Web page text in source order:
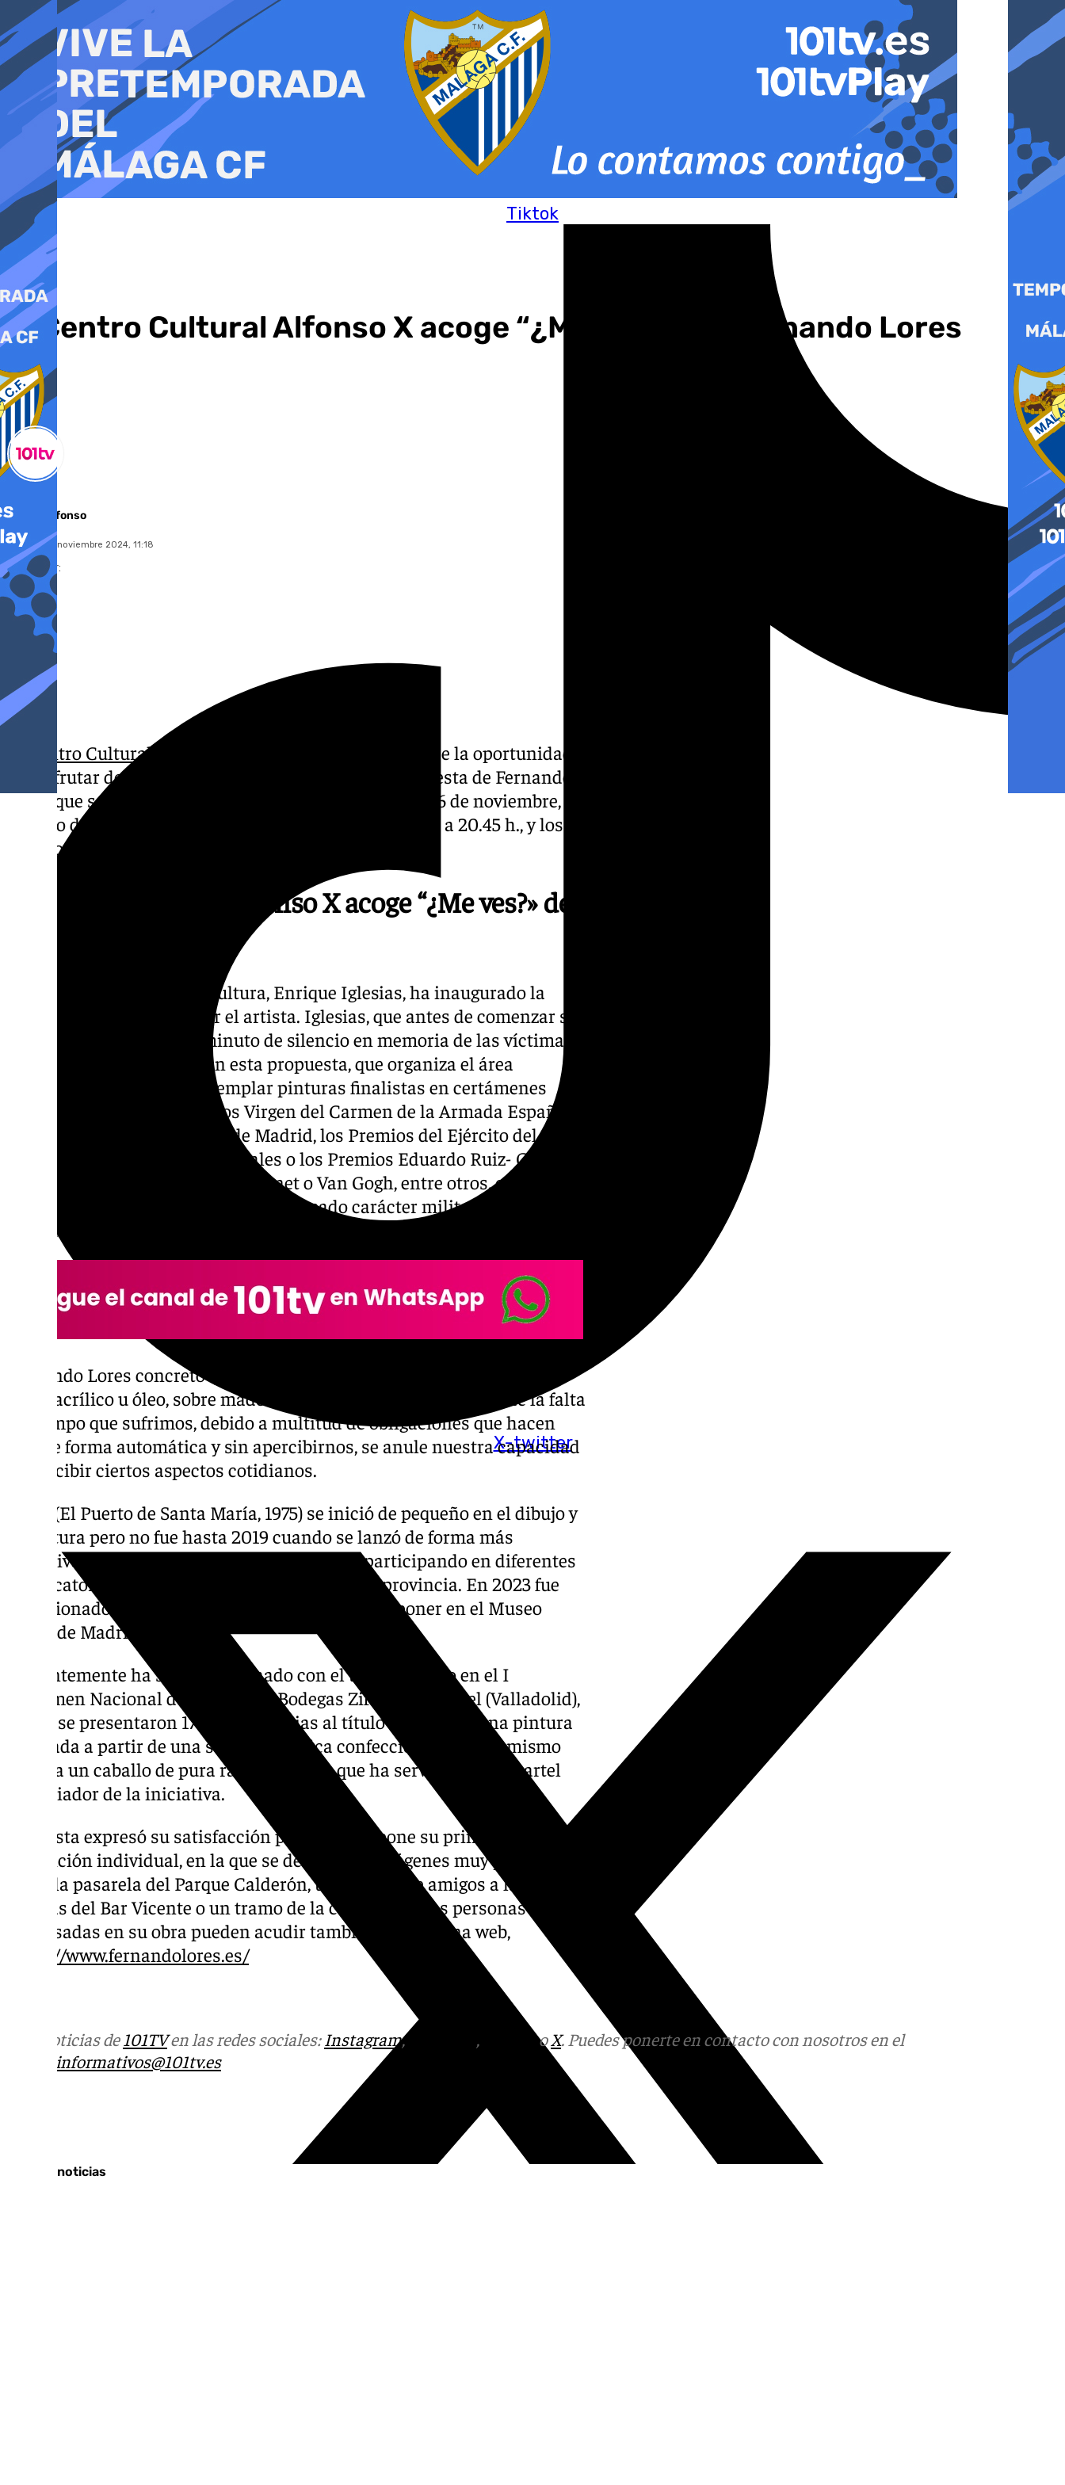
al
contenido
Tiktok
X-twitter
El Centro Cultural Alfonso X acoge “¿Me ves?» de Fernando Lores
Miguel Alfonso
domingo, 3 noviembre 2024, 11:18
Compartir:
El Centro Cultural Alfonso X “El Sabio”
(Larga, 89) ofrece la oportunidad
de disfrutar de la serie pictórica “¿Me ves?”, una propuesta de Fernando
Lores que se puede visitar, con entrada libre, hasta el 16 de noviembre, en
horario de lunes a viernes, de 11.00 a 13.30 h. y de 17.00 a 20.45 h., y los
sábados de 11.00 a 13.30 h.
El Centro Cultural Alfonso X acoge “¿Me ves?» de
El teniente de alcalde de Cultura, Enrique Iglesias, ha inaugurado la
iniciativa acompañado por el artista. Iglesias, que antes de comenzar su
intervención solicitó un minuto de silencio en memoria de las víctimas
de la DANA, subrayó que en esta propuesta, que organiza el área
municipal, se pueden contemplar pinturas finalistas en certámenes
nacionales como los Premios Virgen del Carmen de la Armada Española,
colgadas en el Museo Naval de Madrid, los Premios del Ejército del Aire y
del Espacio, Menciones Especiales o los Premios Eduardo Ruiz- Gollury,
además de reproducciones de Monet o Van Gogh, entre otros, en una
serie en la que destacan temas de marcado carácter militar o histórico,
junto a paisajes urbanos o marinas.
Fernando Lores concretó que esta colección de 19 cuadros, en técnicas
como acrílico u óleo, sobre madera o lienzo, reivindica sutilmente la falta
de tiempo que sufrimos, debido a multitud de obligaciones que hacen
que, de forma automática y sin apercibirnos, se anule nuestra capacidad
de percibir ciertos aspectos cotidianos.
Lores (El Puerto de Santa María, 1975) se inició de pequeño en el dibujo y
la pintura pero no fue hasta 2019 cuando se lanzó de forma más
intensiva al mundo de los lienzos y pinceles, participando en diferentes
convocatorias y concursos, dentro y fuera de la provincia. En 2023 fue
seleccionado, por tercer año consecutivo, para exponer en el Museo
Naval de Madrid.
Recientemente ha sido galardonado con el tercer premio en el I
Certamen Nacional de Pintura de Bodegas Zifar, en Peñafiel (Valladolid),
al que se presentaron 175 obras, gracias al título “¿Me ves?”, una pintura
realizada a partir de una serie fotográfica confeccionada por el mismo
Lores a un caballo de pura raza española, que ha servido para el cartel
anunciador de la iniciativa.
El artista expresó su satisfacción por la que supone su primera
exposición individual, en la que se despliegan imágenes muy portuenses,
como la pasarela del Parque Calderón, una charla de amigos a las
puertas del Bar Vicente o un tramo de la calle Luna. Las personas
interesadas en su obra pueden acudir también a su página web,
https://www.fernandolores.es/
Más noticias de101TVen las redes sociales:Instagram,Facebook , Tik TokoX. Puedes ponerte en contacto con nosotros en el
informativos@101tv.es
Últimas noticias